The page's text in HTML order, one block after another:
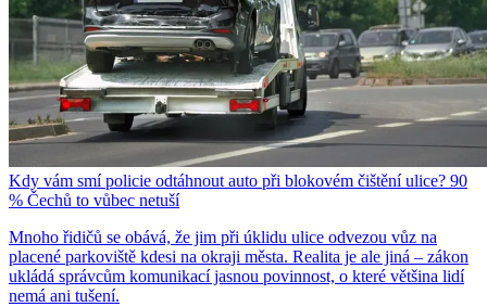
Kdy vám smí policie odtáhnout auto při blokovém čištění ulice? 90
% Čechů to vůbec netuší
Mnoho řidičů se obává, že jim při úklidu ulice odvezou vůz na
placené parkoviště kdesi na okraji města. Realita je ale jiná – zákon
ukládá správcům komunikací jasnou povinnost, o které většina lidí
nemá ani tušení.